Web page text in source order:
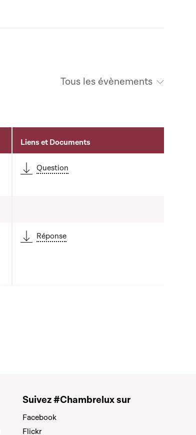
Tous les évènements
Liens et Documents
Question
Réponse
Suivez #Chambrelux sur
Facebook
Flickr